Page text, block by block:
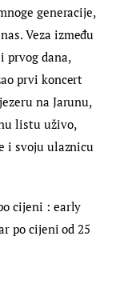
generacije,
Veza između
prvog dana,
prvi koncert
na Jarunu,
listu uživo,
i svoju ulaznicu
cijeni : early
po cijeni od 25